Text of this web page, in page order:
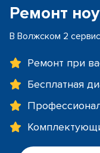
Ремонт
В Волжском 2
Ремонт при
Бесплатная